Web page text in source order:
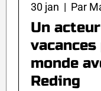
30 jan | Par
Un
monde
Reding